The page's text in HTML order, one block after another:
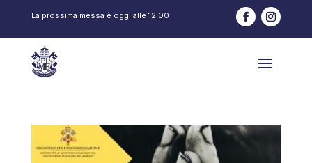
La prossima messa è oggi alle 12:00